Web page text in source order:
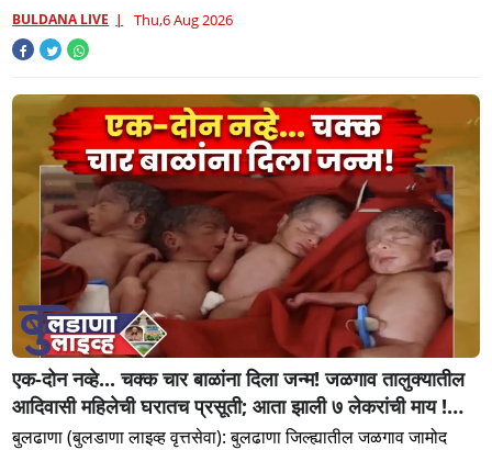
BULDANA LIVE Thu,6 Aug 2026
एक-दोन नव्हे... चक्क चार बाळांना दिला जन्म! जळगाव तालुक्यातील
आदिवासी महिलेची घरातच प्रसूती; आता झाली ७ लेकरांची माय !
वैद्यकीय क्षेत्रही चक्रावले
बुलढाणा (बुलडाणा लाइव्ह वृत्तसेवा): बुलढाणा जिल्ह्यातील जळगाव जामोद